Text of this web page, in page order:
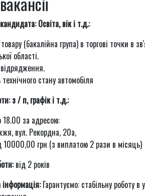
Освіта, вік і т.д.:
(бакалійна група) в торгові точки в
області.
стану автомобіля
з / п, графік і т.д.:
за адресою:
вул. Рекордна, 20а,
10000,00 грн (з виплатою 2 рази в місяць)
від 2 років
Гарантуємо: стабільну роботу